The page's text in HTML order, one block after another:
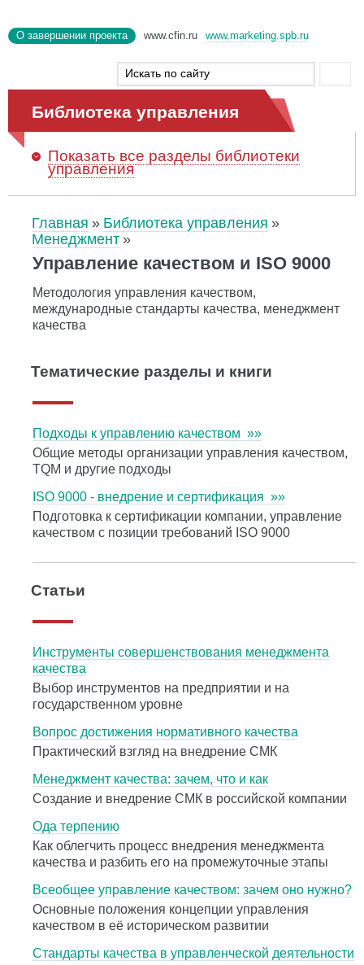
О завершении проекта www.cfin.ru www.marketing.spb.ru
Библиотека управления
Показать все разделы библиотеки
управления
Главная
Библиотека управления
Менеджмент
Управление качеством и ISO 9000
Методология управления качеством,
международные стандарты качества, менеджмент
качества
Тематические разделы и книги
Подходы к управлению качеством »»
Общие методы организации управления качеством,
TQM и другие подходы
ISO 9000 - внедрение и сертификация »»
Подготовка к сертификации компании, управление
качеством с позиции требований ISO 9000
Статьи
Инструменты совершенствования менеджмента
качества
Выбор инструментов на предприятии и на
государственном уровне
Вопрос достижения нормативного качества
Практический взгляд на внедрение СМК
Менеджмент качества: зачем, что и как
Cоздание и внедрение СМК в российской компании
Ода терпению
Как облегчить процесс внедрения менеджмента
качества и разбить его на промежуточные этапы
Всеобщее управление качеством: зачем оно нужно?
Основные положения концепции управления
качеством в её историческом развитии
Стандарты качества в управленческой деятельности